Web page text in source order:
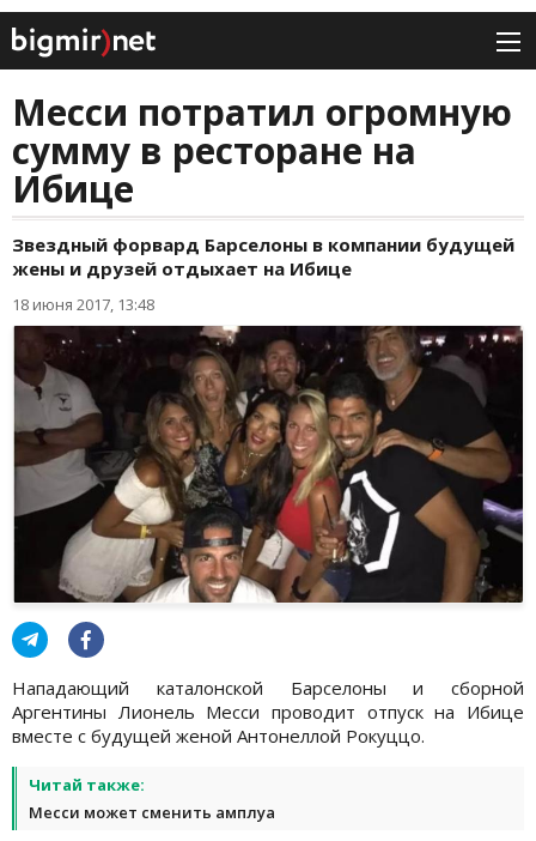
Месси потратил огромную
сумму в ресторане на
Ибице
Звездный форвард Барселоны в компании будущей
жены и друзей отдыхает на Ибице
18 июня 2017, 13:48
Нападающий каталонской Барселоны и сборной
Аргентины Лионель Месси проводит отпуск на Ибице
вместе с будущей женой Антонеллой Рокуццо.
Читай также:
Месси может сменить амплуа